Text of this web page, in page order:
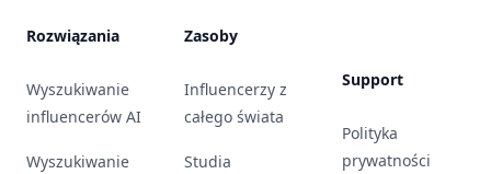
Rozwiązania
Wyszukiwanie
influencerów AI
Wyszukiwanie
Zasoby
Influencerzy z
całego świata
Studia
Support
Polityka
prywatności